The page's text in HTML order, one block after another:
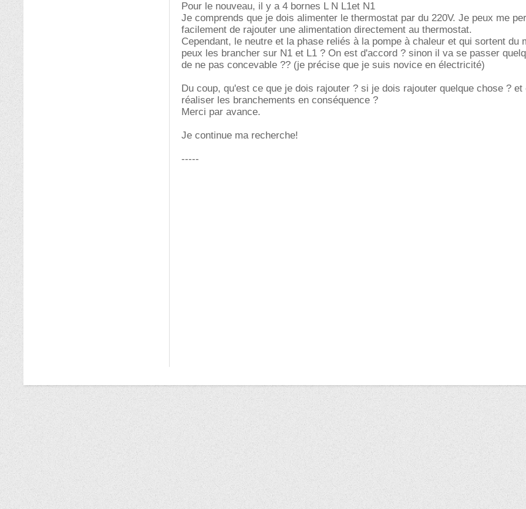
Pour le nouveau, il y a 4 bornes L N L1et N1
Je comprends que je dois alimenter le thermostat par du 220V. Je peux me
facilement de rajouter une alimentation directement au thermostat.
Cependant, le neutre et la phase reliés à la pompe à chaleur et qui sortent du
peux les brancher sur N1 et L1 ? On est d'accord ? sinon il va se passer
de ne pas concevable ?? (je précise que je suis novice en électricité)
Du coup, qu'est ce que je dois rajouter ? si je dois rajouter quelque chose ? et
réaliser les branchements en conséquence ?
Merci par avance.
Je continue ma recherche!
-----